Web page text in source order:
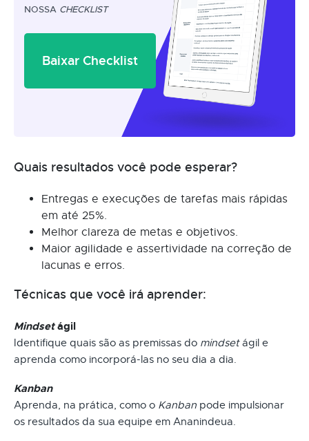
NOSSA CHECKLIST
Baixar Checklist
Quais resultados você pode esperar?
Entregas e execuções de tarefas mais rápidas
em até 25%.
Melhor clareza de metas e objetivos.
Maior agilidade e assertividade na correção de
lacunas e erros.
Técnicas que você irá aprender:
Mindsetágil
Identifique quais são as premissas do mindsetágil e
aprenda como incorporá-las no seu dia a dia.
Kanban
Aprenda, na prática, como o Kanban pode impulsionar
os resultados da sua equipe em Ananindeua.